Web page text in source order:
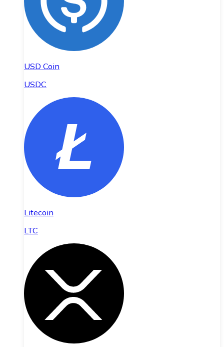
USD Coin
USDC
Litecoin
LTC